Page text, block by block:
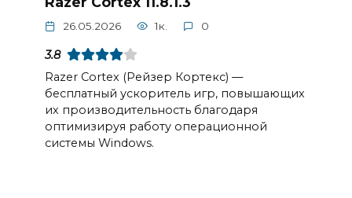
26.05.2026 1к. 0
3.8
Razer Cortex (Рейзер Кортекс) —
бесплатный ускоритель игр, повышающих
их производительность благодаря
оптимизируя работу операционной
системы Windows.